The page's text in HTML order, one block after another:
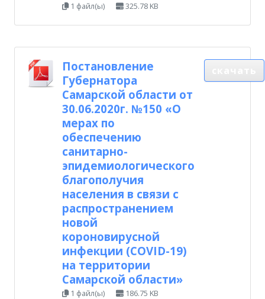
1 файл(ы) 325.78 KB
Постановление
Губернатора
Самарской области от
30.06.2020г. №150 «О
мерах по
обеспечению
санитарно-
эпидемиологического
благополучия
населения в связи с
распространением
новой
короновирусной
инфекции (COVID-19)
на территории
Самарской области»
1 файл(ы) 186.75 KB